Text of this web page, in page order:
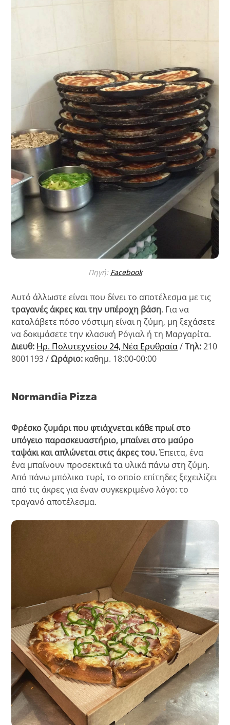
Πηγή: Facebook
Αυτό άλλωστε είναι που δίνει το αποτέλεσμα με τις
τραγανές άκρες και την υπέροχη βάση. Για να
καταλάβετε πόσο νόστιμη είναι η ζύμη, μη ξεχάσετε
να δοκιμάσετε την κλασική Ρόγιαλ ή τη Μαργαρίτα.
Διευθ: Ηρ. Πολυτεχνείου 24, Νέα Ερυθραία/Τηλ:210
8001193 /Ωράριο: καθημ. 18:00-00:00
Normandia Pizza
Φρέσκο ζυμάρι που φτιάχνεται κάθε πρωί στο
υπόγειο παρασκευαστήριο, μπαίνει στο μαύρο
ταψάκι και απλώνεται στις άκρες του.Έπειτα, ένα
ένα μπαίνουν προσεκτικά τα υλικά πάνω στη ζύμη.
Από πάνω μπόλικο τυρί, το οποίο επίτηδες ξεχειλίζει
από τις άκρες για έναν συγκεκριμένο λόγο: το
τραγανό αποτέλεσμα.